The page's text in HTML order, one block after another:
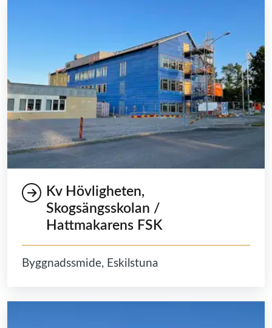
Kv Hövligheten,
Skogsängsskolan /
Hattmakarens FSK
Byggnadssmide, Eskilstuna